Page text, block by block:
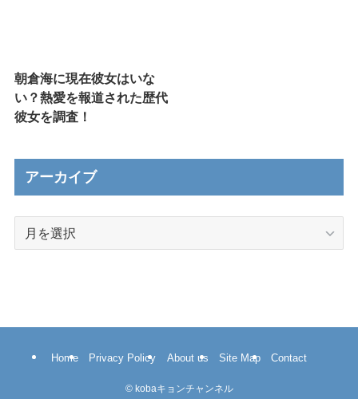
朝倉海に現在彼女はいな
い？熱愛を報道された歴代
彼女を調査！
アーカイブ
Home Privacy Policy About us Site Map Contact
©kobaキョンチャンネル